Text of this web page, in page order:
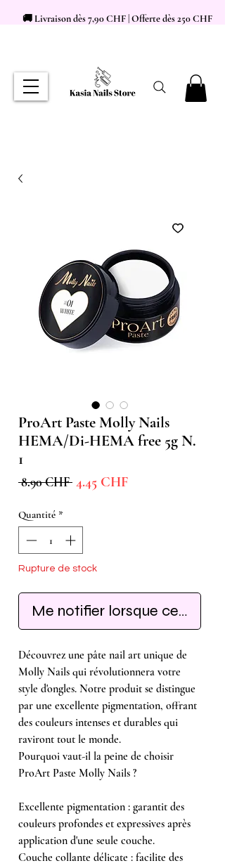
🚚 Livraison dès 7,90 CHF | Offerte dès 250 CHF
ProArt Paste Molly Nails
HEMA/Di-HEMA free 5g N.
1
8.90 CHF Prix
4.45 CHFPrix
Quantité *
Rupture de stock
Me notifier lorsque cet
Découvrez une pâte nail art unique de
Molly Nails qui révolutionnera votre
style d'ongles. Notre produit se distingue
par une excellente pigmentation, offrant
des couleurs intenses et durables qui
raviront tout le monde.
Pourquoi vaut-il la peine de choisir
ProArt Paste Molly Nails ?
Excellente pigmentation : garantit des
couleurs profondes et expressives après
application d'une seule couche.
Couche collante délicate : facilite des